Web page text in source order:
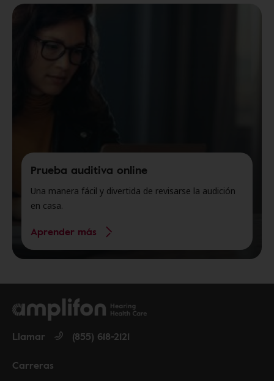
Prueba auditiva online
Una manera fácil y divertida de revisarse la audición
en casa.
Aprender más
Carreras
Llamar (855) 618-2121